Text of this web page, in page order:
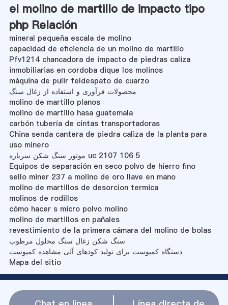
el molino de martillo de impacto tipo
php Relación
mineral pequeña escala de molino
capacidad de eficiencia de un molino de martillo
Pfv1214 chancadora de impacto de piedras caliza
inmobiliarias en cordoba dique los molinos
máquina de pulir feldespato de cuarzo
محصولات فرآوری و استفاده از زغال سنگ
molino de martillo planos
molino de martillo hasa guatemala
carbón tubería de cintas transportadoras
China senda cantera de piedra caliza de la planta para
uso minero
موتور سنگ شکن سرباره uc 2107 106 5
Equipos de separación en seco polvo de hierro fino
sello miner 237 a molino de oro llave en mano
molino de martillos de desorcion termica
molinos de rodillos
cómo hacer s micro polvo molino
molino de martillos en pañales
revestimiento de la primera cámara del molino de bolas
سنگ شکن زغال سنگ محلول مرطوب
دستگاه کمپوست برای تولید کودهای آلی مشاهده کمپوست
Mapa del sitio